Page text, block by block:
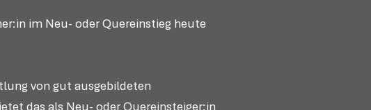
im Neu- oder Quereinstieg heute
von gut ausgebildeten